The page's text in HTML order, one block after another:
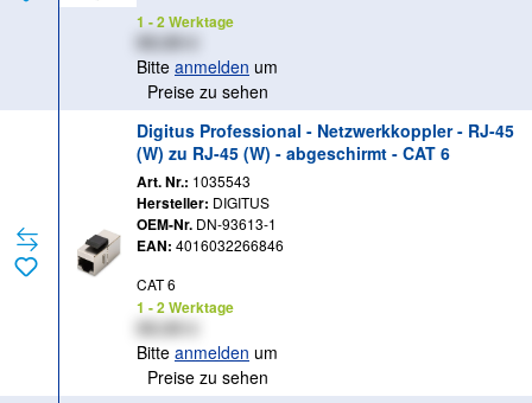
1 - 2 Werktage
Bitte anmelden um
Preise zu sehen
Digitus Professional - Netzwerkkoppler - RJ-45
(W) zu RJ-45 (W) - abgeschirmt - CAT 6
Art. Nr.: 1035543
Hersteller: DIGITUS
OEM-Nr. DN-93613-1
EAN: 4016032266846
CAT 6
1 - 2 Werktage
Bitte anmelden um
Preise zu sehen